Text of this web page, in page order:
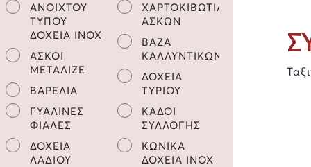
ΑΝΟΙΧΤΟΥ
ΤΥΠΟΥ
ΔΟΧΕΙΑ INOX
ΑΣΚΟΙ
ΜΕΤΑΛΙΖΕ
ΒΑΡΕΛΙΑ
ΓΥΑΛΙΝΕΣ
ΦΙΑΛΕΣ
ΔΟΧΕΙΑ
ΛΑΔΙΟΥ
ΧΑΡΤΟΚΙΒΩΤΙΑ
ΑΣΚΩΝ
ΒΑΖΑ
ΚΑΛΛΥΝΤΙΚΩΝ
ΔΟΧΕΙΑ
ΤΥΡΙΟΥ
ΚΑΔΟΙ
ΣΥΛΛΟΓΗΣ
ΚΩΝΙΚΑ
ΔΟΧΕΙΑ INOX